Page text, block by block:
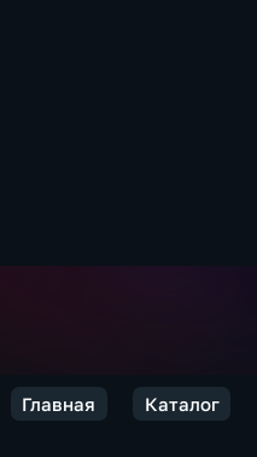
Главная Каталог